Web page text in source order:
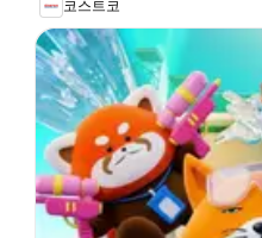
코스트코